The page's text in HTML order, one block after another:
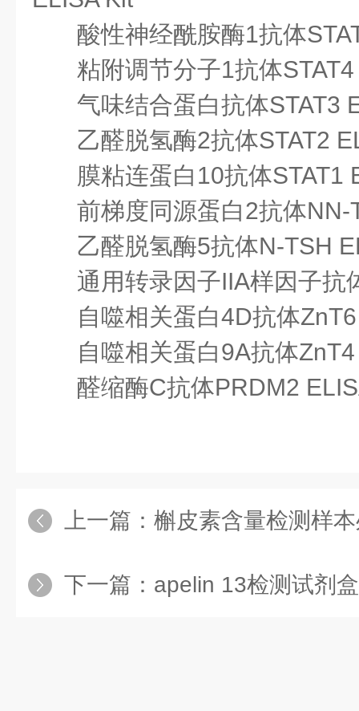
酸性神经酰胺酶1抗体
粘附调节分子1抗体
气味结合蛋白抗体STAT3
乙醛脱氢酶2抗体STAT2
膜粘连蛋白10抗体STAT1
前梯度同源蛋白2抗体NN-
乙醛脱氢酶5抗体N-TSH
通用转录因子IIA样因子抗
自噬相关蛋白4D抗体
自噬相关蛋白9A抗体
醛缩酶C抗体PRDM2
上一篇： 槲皮素含量检测样
下一篇： apelin 13检测试剂